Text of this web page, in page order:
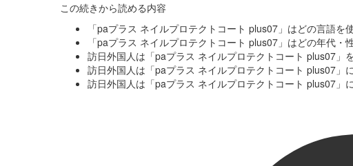
この続きから読める内容
「paプラス ネイルプロテクトコート plus07」はどの言語を
「paプラス ネイルプロテクトコート plus07」はどの年代・
訪日外国人は「paプラス ネイルプロテクトコート plus07」
訪日外国人は「paプラス ネイルプロテクトコート plus07」
訪日外国人は「paプラス ネイルプロテクトコート plus07」